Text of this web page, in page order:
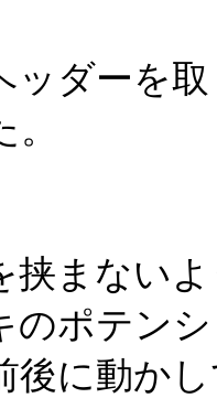
ッダーを
まないよ
のポテン
後に動か